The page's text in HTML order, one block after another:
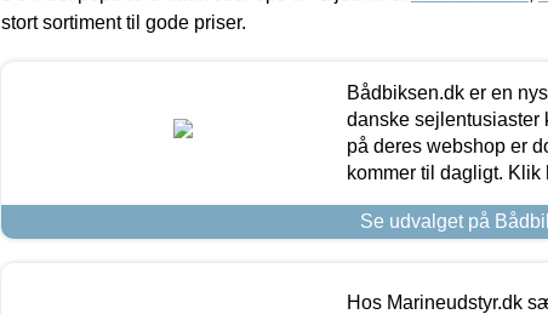
stort sortiment til gode priser.
Bådbiksen.dk er en
danske sejlentusiaster
på deres webshop er
kommer til dagligt. Klik
Se udvalget på
Hos Marineudstyr.dk